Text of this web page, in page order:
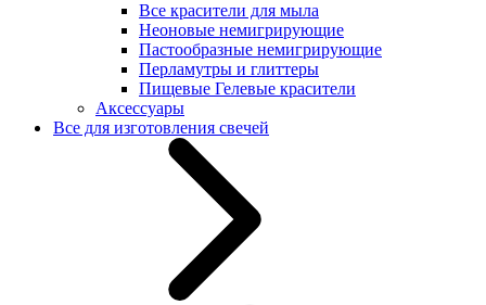
Все красители для мыла
Неоновые немигрирующие
Пастообразные немигрирующие
Перламутры и глиттеры
Пищевые Гелевые красители
Аксессуары
Все для изготовления свечей